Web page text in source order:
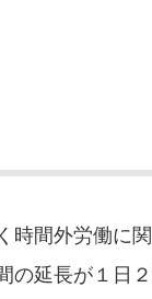
時間外労働に
の延長が１日